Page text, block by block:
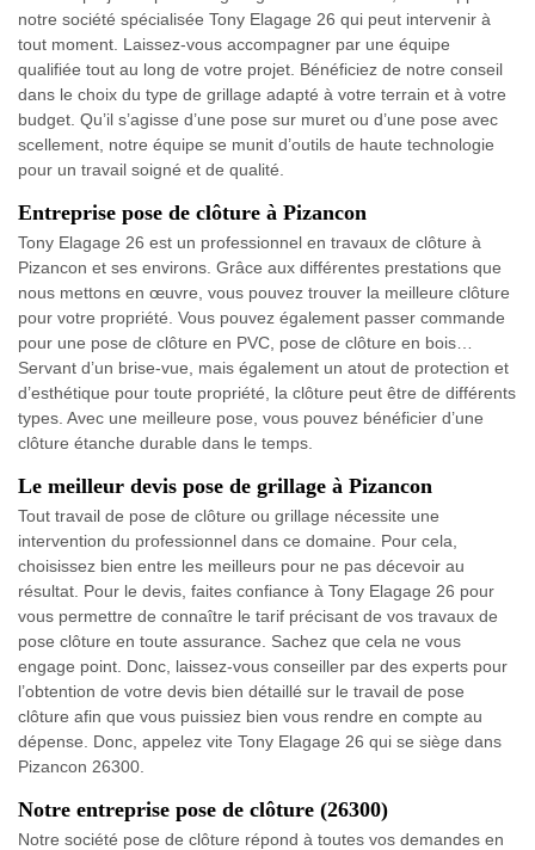
notre société spécialisée Tony Elagage 26 qui peut intervenir à
tout moment. Laissez-vous accompagner par une équipe
qualifiée tout au long de votre projet. Bénéficiez de notre conseil
dans le choix du type de grillage adapté à votre terrain et à votre
budget. Qu’il s’agisse d’une pose sur muret ou d’une pose avec
scellement, notre équipe se munit d’outils de haute technologie
pour un travail soigné et de qualité.
Entreprise pose de clôture à Pizancon
Tony Elagage 26 est un professionnel en travaux de clôture à
Pizancon et ses environs. Grâce aux différentes prestations que
nous mettons en œuvre, vous pouvez trouver la meilleure clôture
pour votre propriété. Vous pouvez également passer commande
pour une pose de clôture en PVC, pose de clôture en bois…
Servant d’un brise-vue, mais également un atout de protection et
d’esthétique pour toute propriété, la clôture peut être de différents
types. Avec une meilleure pose, vous pouvez bénéficier d’une
clôture étanche durable dans le temps.
Le meilleur devis pose de grillage à Pizancon
Tout travail de pose de clôture ou grillage nécessite une
intervention du professionnel dans ce domaine. Pour cela,
choisissez bien entre les meilleurs pour ne pas décevoir au
résultat. Pour le devis, faites confiance à Tony Elagage 26 pour
vous permettre de connaître le tarif précisant de vos travaux de
pose clôture en toute assurance. Sachez que cela ne vous
engage point. Donc, laissez-vous conseiller par des experts pour
l’obtention de votre devis bien détaillé sur le travail de pose
clôture afin que vous puissiez bien vous rendre en compte au
dépense. Donc, appelez vite Tony Elagage 26 qui se siège dans
Pizancon 26300.
Notre entreprise pose de clôture (26300)
Notre société pose de clôture répond à toutes vos demandes en